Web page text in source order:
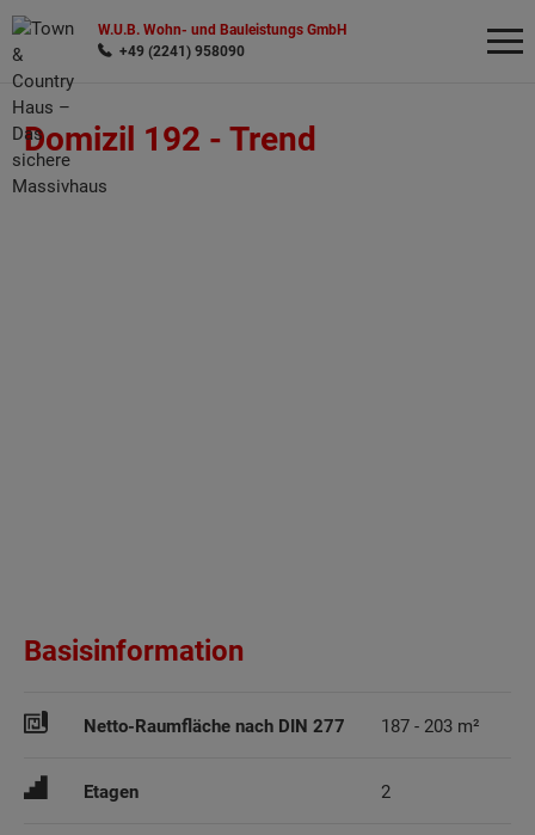
W.U.B. Wohn- und Bauleistungs GmbH
+49 (2241) 958090
Domizil 192 - Trend
Basisinformation
Netto-Raumfläche nach DIN 277 187 - 203 m²
Etagen 2
Wonach möchten Sie suchen?